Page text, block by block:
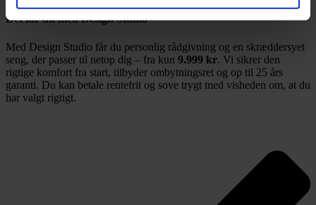
Det får du med Design Studio
Med Design Studio får du personlig rådgivning og en skræddersyet
seng, der passer til netop dig – fra kun 9.999 kr. Vi sikrer den
rigtige komfort fra start, tilbyder ombytningsret og op til 25 års
garanti. Du kan betale rentefrit og sove trygt med visheden om, at du
har valgt rigtigt.